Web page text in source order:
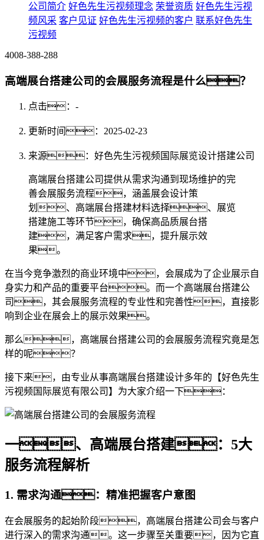
公司简介 好色先生污视频理念 荣誉资质 好色先生污视
频风采 客户见证 好色先生污视频的客户 联系好色先生
污视频
4008-388-288
高端展台搭建公司的会展服务流程是什么？
点击： -
更新时间：2025-02-23
来源：好色先生污视频国际展览设计搭建公司
高端展台搭建公司提供从需求沟通到现场维护的完
善会展服务流程，涵盖展会设计策
划、高端展台搭建材料选择、展览
搭建施工等环节，确保高品质展台搭
建，满足客户需求，提升展示效
果。
在当今竞争激烈的商业环境中，会展成为了企业展示自
身实力和产品的重要平台。而一个高端展台搭建公
司，其会展服务流程的专业性和完善性，直接影
响到企业在展会上的展示效果。
那么，高端展台搭建公司的会展服务流程究竟是怎
样的呢？
接下来，由专业从事高端展台搭建设计多年的【好色先生
污视频国际展览有限公司】为大家介绍一下：
一、高端展台搭建：5大
服务流程解析
1. 需求沟通：精准把握客户意图
在会展服务的起始阶段，高端展台搭建公司会与客户
进行深入的需求沟通。这一步骤至关重要，因为它直